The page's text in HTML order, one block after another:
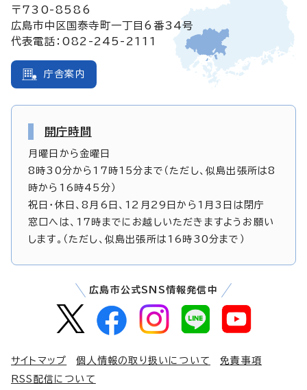
〒730-8586
広島市中区国泰寺町一丁目6番34号
代表電話：082-245-2111
庁舎案内
開庁時間
月曜日から金曜日
8時30分から17時15分まで（ただし、似島出張所は8
時から16時45分）
祝日・休日、8月6日、12月29日から1月3日は閉庁
窓口へは、17時までにお越しいただきますようお願い
します。（ただし、似島出張所は16時30分まで）
広島市公式SNS情報発信中
サイトマップ 個人情報の取り扱いについて
免責事項
RSS配信について